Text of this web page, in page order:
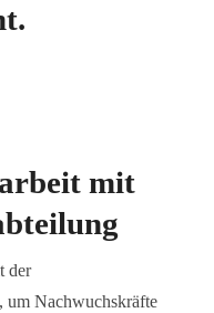
mit
der
um Nachwuchskräfte